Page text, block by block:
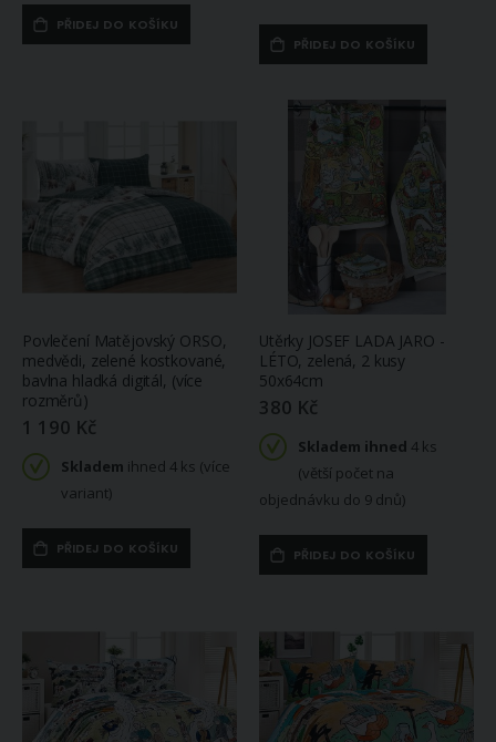
PŘIDEJ DO KOŠÍKU
PŘIDEJ DO KOŠÍKU
Povlečení Matějovský ORSO,
medvědi, zelené kostkované,
bavlna hladká digitál, (více
rozměrů)
1 190 Kč
Skladem ihned 4 ks (více
variant)
PŘIDEJ DO KOŠÍKU
Utěrky JOSEF LADA JARO -
LÉTO, zelená, 2 kusy
50x64cm
380 Kč
Skladem ihned 4 ks
(větší počet na
objednávku do 9 dnů)
PŘIDEJ DO KOŠÍKU